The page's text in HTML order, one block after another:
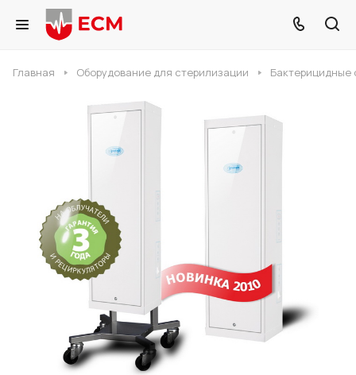
Главная Оборудование для стерилизации Бактерицидные